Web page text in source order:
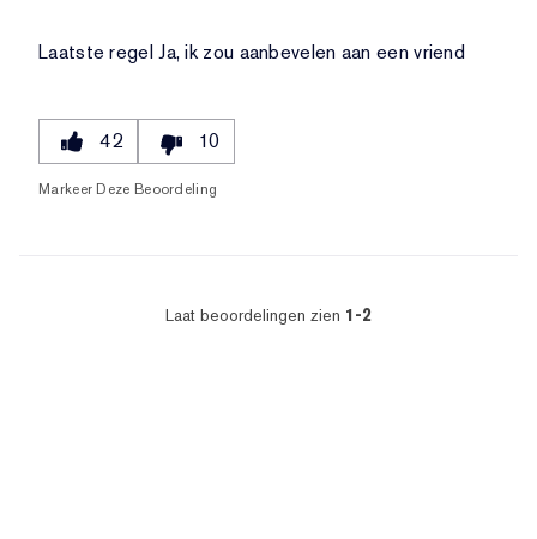
Laatste regelJa, ik zou aanbevelen aan een vriend
42 10
Markeer Deze Beoordeling
Laat beoordelingen zien 1-2